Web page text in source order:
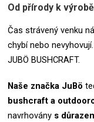
Od přírody k výrobě
Čas strávený venku
chybí nebo
JUBÖ BUSHCRAFT.
Naše značka JuBö
bushcraft a
navrhovány s